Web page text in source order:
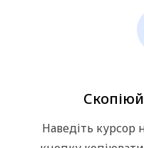
Наведіть курсор